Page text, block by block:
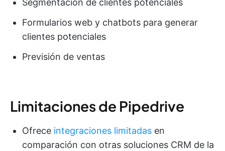
Segmentación de clientes potenciales
Formularios web y chatbots para generar
clientes potenciales
Previsión de ventas
Limitaciones de Pipedrive
Ofrece integraciones limitadas en
comparación con otras soluciones CRM de la